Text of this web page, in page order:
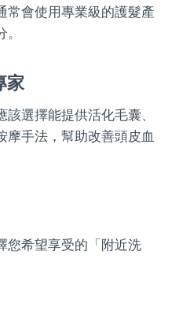
常會使用專業級的護髮產
家
選擇能提供活化毛囊、
手法，幫助改善頭皮血
您希望享受的「附近洗